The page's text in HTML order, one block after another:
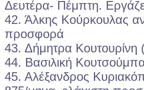
Δευτέρα- Πέμπτη.
42. Άλκης Κούρκουλας
προσφορά
43. Δήμητρα Κουτουρίνη
44. Βασιλική
45. Αλέξανδρος